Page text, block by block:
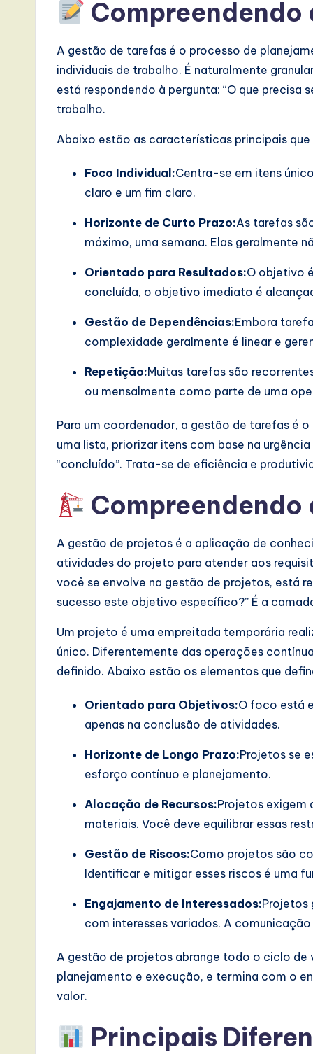
A
Compreendendo
A gestão de tarefas é o processo de
individuais de trabalho. É naturalmente
está respondendo à pergunta: “O que precisa
trabalho.
Abaixo estão as características principais
Foco Individual:Centra-se em itens
claro e um fim claro.
Horizonte de Curto Prazo:As tarefas
máximo, uma semana. Elas geralmente
Orientado para Resultados:O objetivo
concluída, o objetivo imediato é
Gestão de Dependências:Embora
complexidade geralmente é linear e
Repetição:Muitas tarefas são
ou mensalmente como parte de uma
Para um coordenador, a gestão de tarefas é
uma lista, priorizar itens com base na
“concluído”. Trata-se de eficiência e
Compreendendo
A gestão de projetos é a aplicação de
atividades do projeto para atender aos
você se envolve na gestão de projetos, está
sucesso este objetivo específico?” É a
Um projeto é uma empreitada temporária
único. Diferentemente das operações
definido. Abaixo estão os elementos que
Orientado para Objetivos:O foco está
apenas na conclusão de atividades.
Horizonte de Longo Prazo:Projetos se
esforço contínuo e planejamento.
Alocação de Recursos:Projetos exigem
materiais. Você deve equilibrar essas
Gestão de Riscos:Como projetos são
Identificar e mitigar esses riscos é uma
Engajamento de Interessados:Projetos
com interesses variados. A comunicação
A gestão de projetos abrange todo o ciclo de
planejamento e execução, e termina com o
valor.
Principais